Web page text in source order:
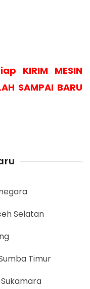
KIRIM MESIN
SAMPAI BARU
Selatan
Timur